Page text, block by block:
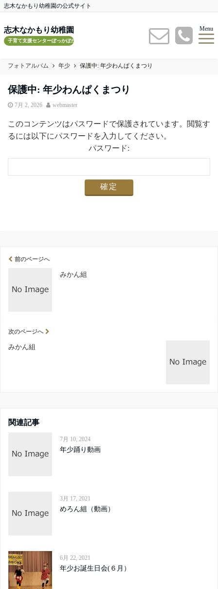
志木なかもり幼稚園の公式サイト
志木なかもり幼稚園
子育て支援センターぽっかぽかルーム
Menu
フォトアルバム 年少 保護中: 年少わんぱくまつり
保護中: 年少わんぱくまつり
7月 2, 2026 webmaster
このコンテンツはパスワードで保護されています。閲覧す
るには以下にパスワードを入力してください。
パスワード:
前のページへ
みかん組
次のページへ
みかん組
関連記事
7月 10, 2024
年少踊り動画
3月 17, 2021
めろん組（動画）
6月 22, 2021
年少お誕生日会(６月）